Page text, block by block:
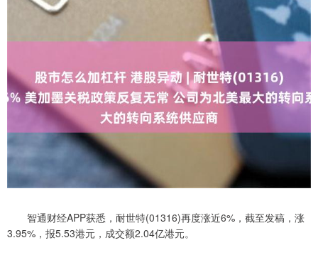
智通财经APP获悉，耐世特(01316)再度涨近6%，截至发稿，涨
3.95%，报5.53港元，成交额2.04亿港元。